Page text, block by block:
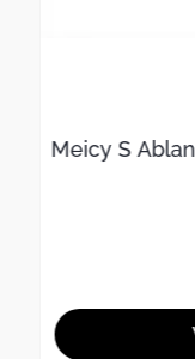
Meicy S